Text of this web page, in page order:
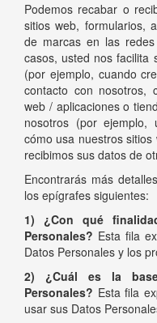
Podemos recabar o
sitios web, formularios,
de marcas en las
casos, usted nos facilita
(por ejemplo, cuando
contacto con nosotros,
web / aplicaciones o
nosotros (por ejemplo,
cómo usa nuestros
recibimos sus datos de
Encontrarás más
los epígrafes siguientes:
1) ¿Con qué
Personales? Esta fila
Datos Personales y los
2) ¿Cuál es la
Personales? Esta fila
usar sus Datos